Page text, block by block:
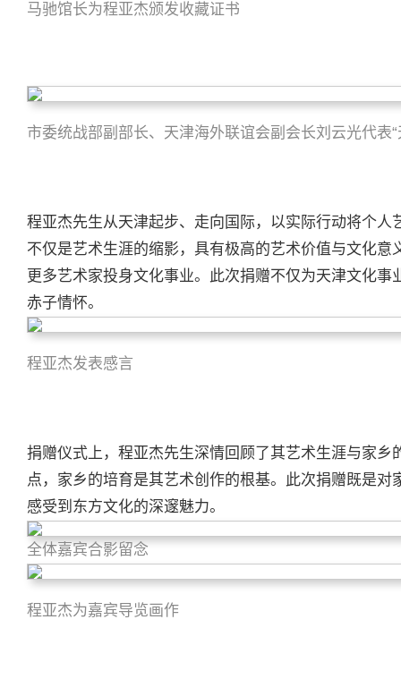
马驰馆长为程亚杰颁发收藏证书
市委统战部副部长、天津海外联谊会副会长刘云光代表
程亚杰先生从天津起步、走向国际，以实际行动将个
不仅是艺术生涯的缩影，具有极高的艺术价值与文化
更多艺术家投身文化事业。此次捐赠不仅为天津文化
赤子情怀。
程亚杰发表感言
捐赠仪式上，程亚杰先生深情回顾了其艺术生涯与家
点，家乡的培育是其艺术创作的根基。此次捐赠既是
感受到东方文化的深邃魅力。
全体嘉宾合影留念
程亚杰为嘉宾导览画作